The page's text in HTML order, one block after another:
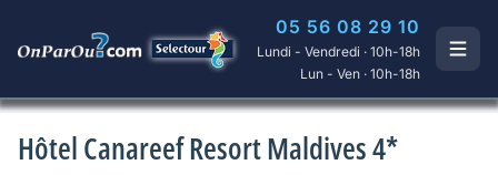
05 56 08 29 10
Lundi - Vendredi · 10h-18h
Lun - Ven · 10h-18h
Hôtel Canareef Resort Maldives 4*